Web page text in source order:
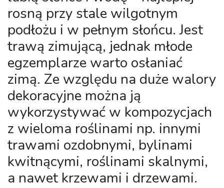
rosną przy stale wilgotnym
podłożu i w pełnym słońcu. Jest
trawą zimującą, jednak młode
egzemplarze warto osłaniać
zimą. Ze względu na duże walory
dekoracyjne można ją
wykorzystywać w kompozycjach
z wieloma roślinami np. innymi
trawami ozdobnymi, bylinami
kwitnącymi, roślinami skalnymi,
a nawet krzewami i drzewami.